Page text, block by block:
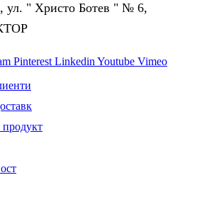
ул. " Христо Ботев " № 6,
Pinterest Linkedin Youtube Vimeo